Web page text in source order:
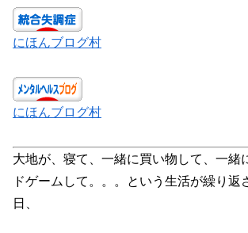
にほんブログ村
にほんブログ村
大地が、寝て、一緒に買い物して、一緒
ドゲームして。。。という生活が繰り返
日、